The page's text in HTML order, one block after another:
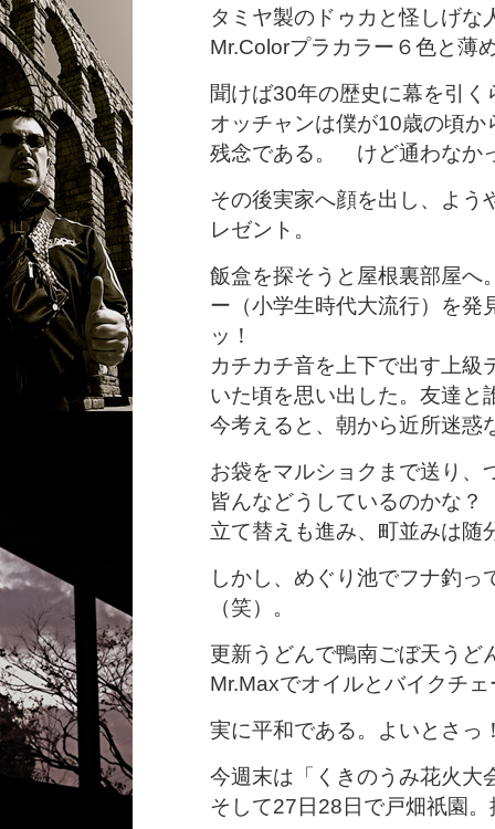
タミヤ製のドゥカと怪しげな
Mr.Colorプラカラー６色と薄
聞けば30年の歴史に幕を引く
オッチャンは僕が10歳の頃
残念である。 けど通わなか
その後実家へ顔を出し、よう
レゼント。
飯盒を探そうと屋根裏部屋へ
ー（小学生時代大流行）を発
ッ！
カチカチ音を上下で出す上級
いた頃を思い出した。友達と
今考えると、朝から近所迷惑
お袋をマルショクまで送り、
皆んなどうしているのかな？
立て替えも進み、町並みは随
しかし、めぐり池でフナ釣
（笑）。
更新うどんで鴨南ごぼ天うど
Mr.Maxでオイルとバイクチ
実に平和である。よいとさっ
今週末は「くきのうみ花火大
そして27日28日で戸畑祇園